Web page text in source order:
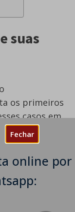
Fechar
online por
suas
os primeiros
casos em